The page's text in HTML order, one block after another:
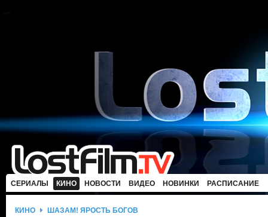
СЕРИАЛЫ КИНО НОВОСТИ ВИДЕО НОВИНКИ РАСПИСАНИЕ
КИНО ШАЗАМ! ЯРОСТЬ БОГОВ